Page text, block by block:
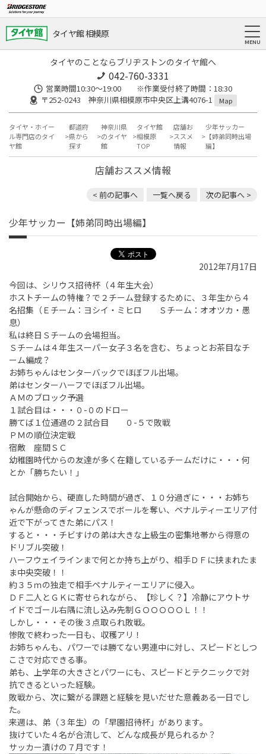
タイヤ館 相模原
タイヤのことならブリヂストンのタイヤ館へ
042-760-3331
営業時間10:30～19:00 ※作業受付終了時間：18:30
〒252-0243 神奈川県相模原市中央区上溝4076-1
Map
タイヤ・ホイー
ル専門店のタイ
ヤ館
都道府
県から
探す
神奈川県
のタイヤ
館
タイヤ館
相模原
TOP
店舗お
ススメ
情報
少年サッカー
【姉弟同時出場
編】
店舗おススメ情報
< 前の記事へ 一覧へ戻る 次の記事へ >
少年サッカー【姉弟同時出場編】
2012年7月17日
今回は、シリウス招待杯（４年生大会）
ホストチームの特権？で２チーム登録するために、３年生から４
名招集（Ｅチーム：ヨシイ・ミヒロ Ｓチーム：オオツカ・愚
息）
私は終日Ｓチームの会場担当。
Ｓチームは４年生スーパー女子３名を含む、ちょっとお茶目なチ
ーム編成？
お姉ちゃんはセンターバックでほぼフル出場。
弟はセンターハーフでほぼフル出場。
ＡＭのブロック予選
１試合目は・・・０-０のドロー
勝てば１位通過の２試合目 ０-５で敗戦
ＰＭの順位決定戦
宿敵 座間ＳＣ
幼稚園時代からの友達が多く在籍しているチームだけに・・・何
とか「勝ちたい！」
試合開始から、硬直した時間が過ぎ、１０分過ぎに・・・お姉ち
ゃんが懸命のディフェンスでボールを奪い、ペナルティーエリア付
近で下がってきた弟にパス！
すると・・・チビすけの弟は大きな上級生の密集地帯から得意の
ドリブル突破！
ハーフウェイラインまで何とか持ち上がり、相手ＤＦに挟まれたま
ま中央突破！！
約３５ｍの独走で相手ペナルティーエリアに侵入。
ＤＦ二人とＧＫに寄せられながら、【珍しく？】冷静にアウトサ
イドでゴール右隅に流し込み先制ＧＯＯＯＯＯＬ！！
しかし・・・その後３点取られ敗戦。
惨敗で終わった一日も、収穫アリ！
お姉ちゃんも、パワーでは勝てない男連中に対し、スピードとしつ
こさで対応できる事。
弟も、上学年の大きさとパワーにも、スピードとテクニックで対
抗できるといった経験。
敗戦から、次に繋がる課題と経験を見いだせた意義ある一日でし
た。
来週は、弟（３年生）の「早園招待杯」があります。
抜けていた４名が合流して、どんな成長が見られるか？
サッカー漬けの７月です！